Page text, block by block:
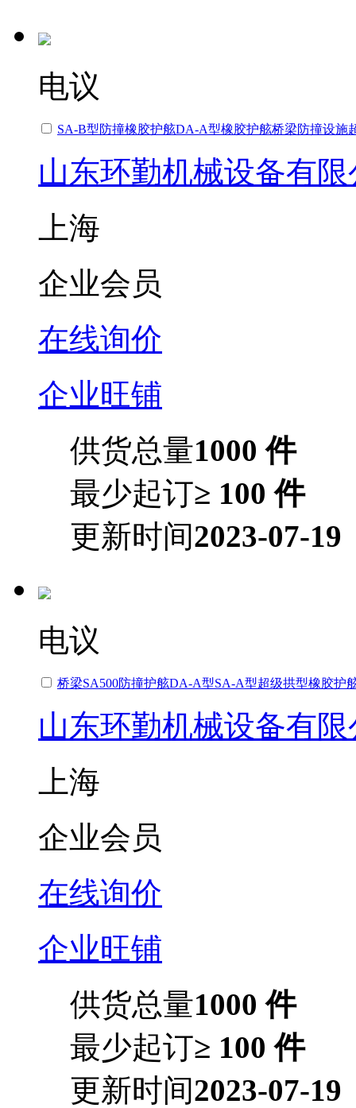
电议
SA-B型防撞橡胶护舷DA-A型橡胶护舷桥梁防撞设施
山东环勤机械设备有
上海
企业会员
在线询价
企业旺铺
供货总量1000 件
最少起订≥ 100 件
更新时间2023-07-19
电议
桥梁SA500防撞护舷DA-A型SA-A型超级拱型橡胶护
山东环勤机械设备有
上海
企业会员
在线询价
企业旺铺
供货总量1000 件
最少起订≥ 100 件
更新时间2023-07-19